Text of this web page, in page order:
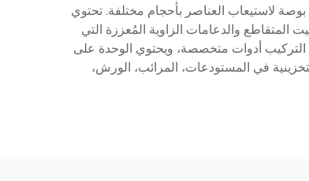
المخزون، والإمدادات الصناعية. تصميمه القابل للتعديل يسمح بالتركيب والتخصيص بسهولة، مع إمكانية تعديل ارتفاع الرفوف بفواصل 1.5 بوصة لاستيعاب العناصر بأحجام مختلفة. تحتوي
والدعامات الزاوية المُعززة التي
التركيب أدوات متخصصة، ويحتوي الوحدة على
في المستودعات، المرائب، الورش،